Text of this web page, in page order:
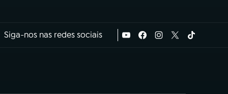
Siga-nos nas redes sociais